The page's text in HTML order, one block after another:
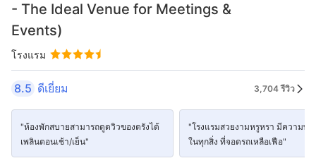
- The Ideal Venue for Meetings &
Events)
โรงแรม
8.5 ดีเยี่ยม 3,704 รีวิว
"ห้องพักสบายสามารถดูดวิวของตรังได้
เพลินตอนเช้า/เย็น"
"โรงแรมสวยงามหรูหรา มีความพร้
ในทุกสิ่ง ที่จอดรถเหลือเฟือ"